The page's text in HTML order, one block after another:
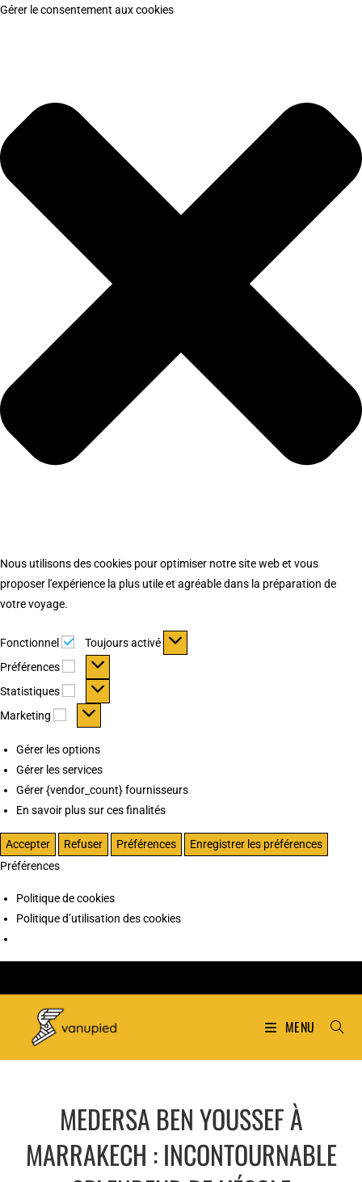
Gérer le consentement aux cookies
Nous utilisons des cookies pour optimiser notre site web et vous
proposer l'expérience la plus utile et agréable dans la préparation de
votre voyage.
Fonctionnel Fonctionnel
Toujours activé
Préférences
Préférences
Statistiques Statistiques
Marketing Marketing
Gérer les options
Gérer les services
Gérer {vendor_count} fournisseurs
En savoir plus sur ces finalités
Accepter Refuser Préférences
Enregistrer les préférences
Préférences
Politique de cookies
Politique d’utilisation des cookies
MENU
MEDERSA BEN YOUSSEF À
MARRAKECH : INCONTOURNABLE